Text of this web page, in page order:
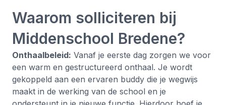
Waarom solliciteren bij
Middenschool Bredene?
Onthaalbeleid: Vanaf je eerste dag zorgen we voor
een warm en gestructureerd onthaal. Je wordt
gekoppeld aan een ervaren buddy die je wegwijs
maakt in de werking van de school en je